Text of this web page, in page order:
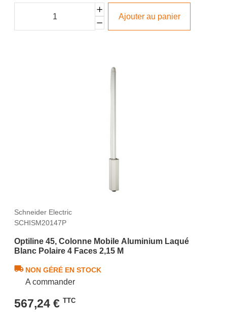
Ajouter au panier
Schneider Electric
SCHISM20147P
Optiline 45, Colonne Mobile Aluminium Laqué
Blanc Polaire 4 Faces 2,15 M
NON GÉRÉ EN STOCK
A commander
567,24 € TTC